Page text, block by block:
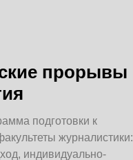
прорывы
подготовки к
журналистики:
индивидуально-